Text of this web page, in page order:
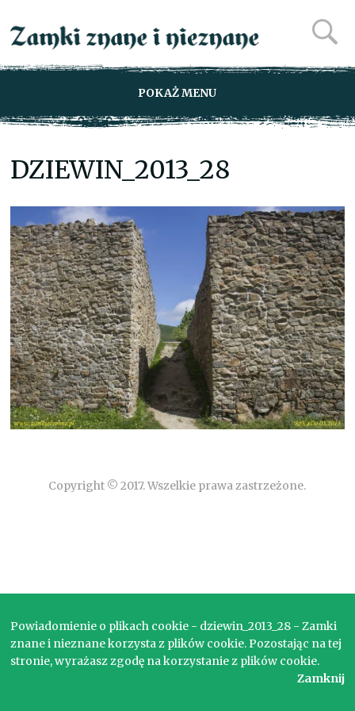
POKAŻ MENU
DZIEWIN_2013_28
Copyright © 2017. Wszelkie prawa zastrzeżone.
Powiadomienie o plikach cookie - dziewin_2013_28 - Zamki
znane i nieznane korzysta z plików cookie. Pozostając na tej
stronie, wyrażasz zgodę na korzystanie z plików cookie.
Zamknij